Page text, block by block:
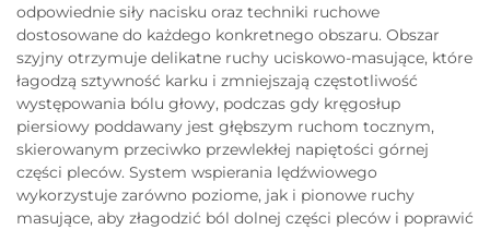
odpowiednie siły nacisku oraz techniki ruchowe
dostosowane do każdego konkretnego obszaru. Obszar
szyjny otrzymuje delikatne ruchy uciskowo-masujące, które
łagodzą sztywność karku i zmniejszają częstotliwość
występowania bólu głowy, podczas gdy kręgosłup
piersiowy poddawany jest głębszym ruchom tocznym,
skierowanym przeciwko przewlekłej napiętości górnej
części pleców. System wspierania lędźwiowego
wykorzystuje zarówno poziome, jak i pionowe ruchy
masujące, aby złagodzić ból dolnej części pleców i poprawić